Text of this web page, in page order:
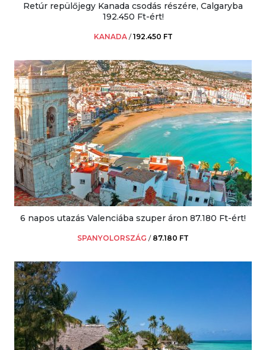
Retúr repülőjegy Kanada csodás részére, Calgaryba
192.450 Ft-ért!
KANADA /192.450 FT
6 napos utazás Valenciába szuper áron 87.180 Ft-ért!
SPANYOLORSZÁG / 87.180 FT